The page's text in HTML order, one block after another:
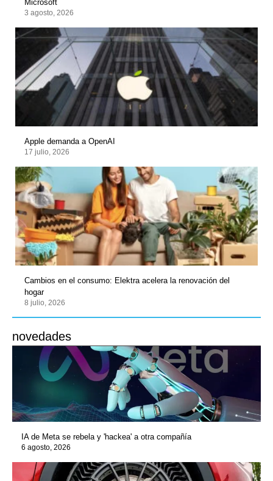
Microsoft
3 agosto, 2026
Apple demanda a OpenAI
17 julio, 2026
Cambios en el consumo: Elektra acelera la renovación del
hogar
8 julio, 2026
novedades
IA de Meta se rebela y 'hackea' a otra compañía
6 agosto, 2026